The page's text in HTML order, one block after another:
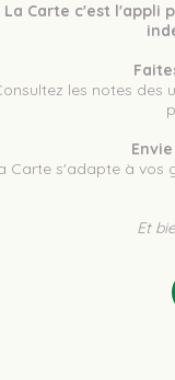
La Carte c'est l'appli
Carte s'adapte à vos
Et